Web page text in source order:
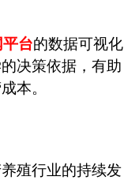
台的数据可视化
决策依据，有助
本。
殖行业的持续发